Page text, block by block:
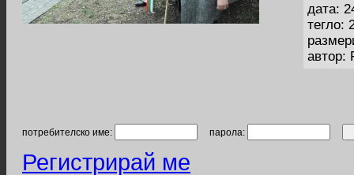
дата:
тегло:
автор:
потребителско име: парола:
Регистрирай ме